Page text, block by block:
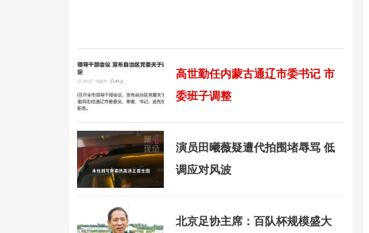
高世勤任内蒙古通辽市委书记 市
委班子调整
演员田曦薇疑遭代拍围堵辱骂 低
调应对风波
北京足协主席：百队杯规模盛大